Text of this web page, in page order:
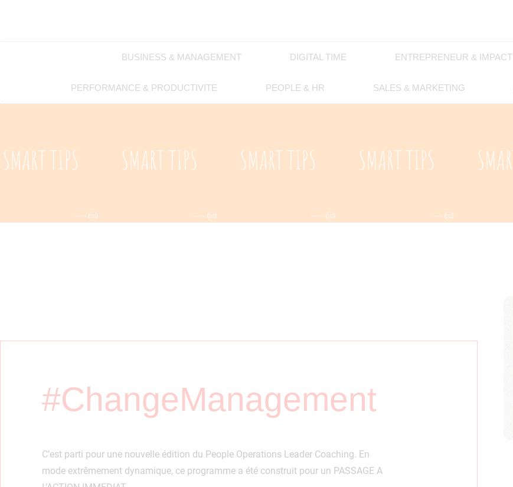
BUSINESS & MANAGEMENT DIGITAL TIME ENTREPRENEUR & IMPACT
PERFORMANCE & PRODUCTIVITE PEOPLE & HR SALES & MARKETING
#ChangeManagement
C’est parti pour une nouvelle édition du People Operations Leader Coaching. En
mode extrêmement dynamique, ce programme a été construit pour un PASSAGE A